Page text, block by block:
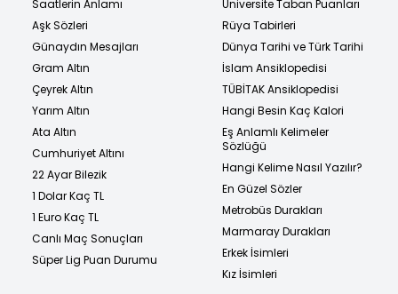
Saatlerin Anlamı
Aşk Sözleri
Günaydın Mesajları
Gram Altın
Çeyrek Altın
Yarım Altın
Ata Altın
Cumhuriyet Altını
22 Ayar Bilezik
1 Dolar Kaç TL
1 Euro Kaç TL
Canlı Maç Sonuçları
Süper Lig Puan Durumu
Üniversite Taban Puanları
Rüya Tabirleri
Dünya Tarihi ve Türk Tarihi
İslam Ansiklopedisi
TÜBİTAK Ansiklopedisi
Hangi Besin Kaç Kalori
Eş Anlamlı Kelimeler
Sözlüğü
Hangi Kelime Nasıl Yazılır?
En Güzel Sözler
Metrobüs Durakları
Marmaray Durakları
Erkek İsimleri
Kız İsimleri